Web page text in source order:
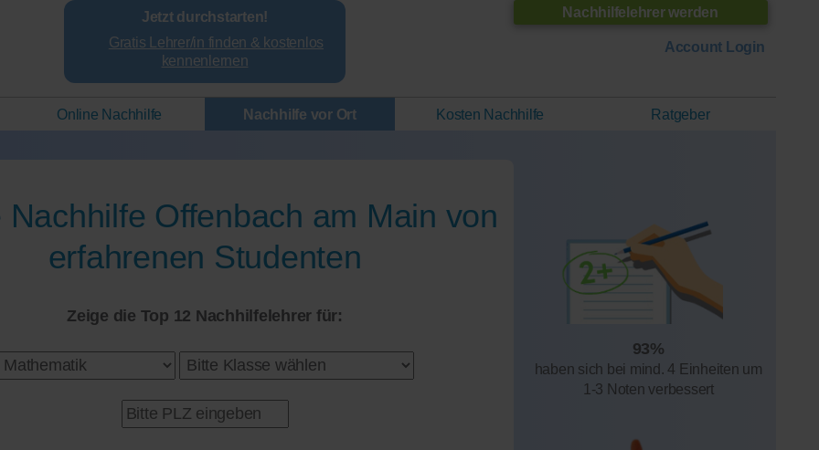
Nachhilfelehrer werden
Account Login
Jetzt durchstarten!
Gratis Lehrer/in finden & kostenlos
kennenlernen
Online Nachhilfe Nachhilfe vor Ort Kosten Nachhilfe Ratgeber
93%
haben sich bei mind. 4 Einheiten um
1-3 Noten verbessert
Nachhilfe Offenbach am Main von
erfahrenen Studenten
Zeige die Top 12 Nachhilfelehrer für: